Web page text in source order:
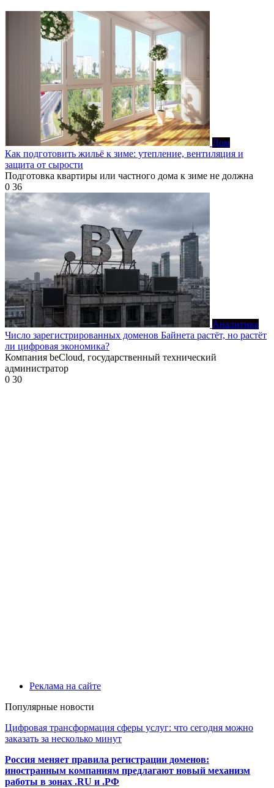
Дом
Как подготовить жильё к зиме: утепление, вентиляция и
защита от сырости
Подготовка квартиры или частного дома к зиме не должна
0 36
Аналитика
Число зарегистрированных доменов Байнета растёт, но растёт
ли цифровая экономика?
Компания beCloud, государственный технический
администратор
0 30
Реклама на сайте
Популярные новости
Цифровая трансформация сферы услуг: что сегодня можно
заказать за несколько минут
Россия меняет правила регистрации доменов:
иностранным компаниям предлагают новый механизм
работы в зонах .RU и .РФ